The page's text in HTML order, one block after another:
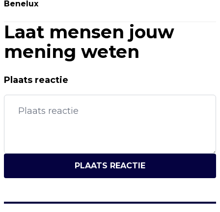
Benelux
Laat mensen jouw
mening weten
Plaats reactie
PLAATS REACTIE